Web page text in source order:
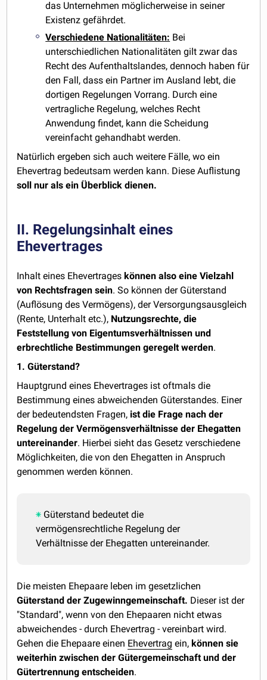
das Unternehmen möglicherweise in seiner
Existenz gefährdet.
Verschiedene Nationalitäten: Bei
unterschiedlichen Nationalitäten gilt zwar das
Recht des Aufenthaltslandes, dennoch haben für
den Fall, dass ein Partner im Ausland lebt, die
dortigen Regelungen Vorrang. Durch eine
vertragliche Regelung, welches Recht
Anwendung findet, kann die Scheidung
vereinfacht gehandhabt werden.
Natürlich ergeben sich auch weitere Fälle, wo ein
Ehevertrag bedeutsam werden kann. Diese Auflistung
soll nur als ein Überblick dienen.
II. Regelungsinhalt eines
Ehevertrages
Inhalt eines Ehevertrages können also eine Vielzahl
von Rechtsfragen sein. So können der Güterstand
(Auflösung des Vermögens), der Versorgungsausgleich
(Rente, Unterhalt etc.), Nutzungsrechte, die
Feststellung von Eigentumsverhältnissen und
erbrechtliche Bestimmungen geregelt werden.
1. Güterstand?
Hauptgrund eines Ehevertrages ist oftmals die
Bestimmung eines abweichenden Güterstandes. Einer
der bedeutendsten Fragen, ist die Frage nach der
Regelung der Vermögensverhältnisse der Ehegatten
untereinander. Hierbei sieht das Gesetz verschiedene
Möglichkeiten, die von den Ehegatten in Anspruch
genommen werden können.
Güterstand bedeutet die
vermögensrechtliche Regelung der
Verhältnisse der Ehegatten untereinander.
Die meisten Ehepaare leben im gesetzlichen
Güterstand der Zugewinngemeinschaft. Dieser ist der
"Standard", wenn von den Ehepaaren nicht etwas
abweichendes - durch Ehevertrag - vereinbart wird.
Gehen die Ehepaare einen Ehevertrag ein,können sie
weiterhin zwischen der Gütergemeinschaft und der
Gütertrennung entscheiden.